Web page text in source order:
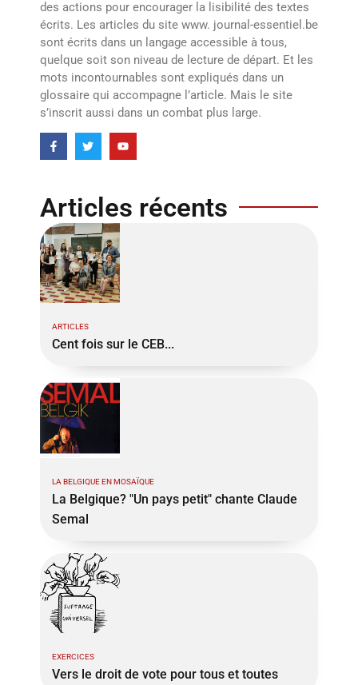
des actions pour encourager la lisibilité des textes
écrits. Les articles du site www. journal-essentiel.be
sont écrits dans un langage accessible à tous,
quelque soit son niveau de lecture de départ. Et les
mots incontournables sont expliqués dans un
glossaire qui accompagne l’article. Mais le site
s’inscrit aussi dans un combat plus large.
Articles récents
ARTICLES
Cent fois sur le CEB...
LA BELGIQUE EN MOSAÏQUE
La Belgique? "Un pays petit" chante Claude
Semal
EXERCICES
Vers le droit de vote pour tous et toutes